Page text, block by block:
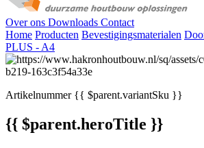
Over ons Downloads Contact
Home Producten Bevestigingsmaterialen
PLUS - A4
Artikelnummer{{ $parent.variantSku }}
{{ $parent.heroTitle }}